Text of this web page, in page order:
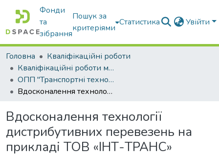
Фонди
та
зібрання
Пошук за
критеріями
Статистика Увійти
Головна
Кваліфікаційні роботи
Кваліфікаційні роботи магістрів
ОПП "Транспортні технології на автомобільному транспорті"
Вдосконалення технології дистрибутивних перевезень на прикладі ТОВ «ІНТ-ТРАНС»
Вдосконалення технології
дистрибутивних перевезень на
прикладі ТОВ «ІНТ-ТРАНС»